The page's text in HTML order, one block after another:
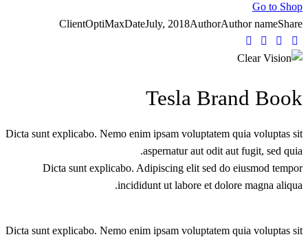
Go to Shop
ClientOptiMaxDateJuly, 2018AuthorAuthor nameShare
Tesla Brand Book
Dicta sunt explicabo. Nemo enim ipsam voluptatem quia voluptas sit
aspernatur aut odit aut fugit, sed quia.
Dicta sunt explicabo. Adipiscing elit sed do eiusmod tempor
incididunt ut labore et dolore magna aliqua.
Dicta sunt explicabo. Nemo enim ipsam voluptatem quia voluptas sit